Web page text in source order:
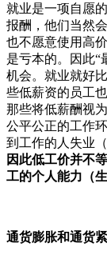
就业是一项自愿
报酬，他们当然
也不愿意使用高
是亏本的。因此“
机会。就业就好
些低薪资的员工
那些将低薪酬视
公平公正的工作
到工作的人失业
因此低工价并不
工的个人能力（生
通货膨胀和通货